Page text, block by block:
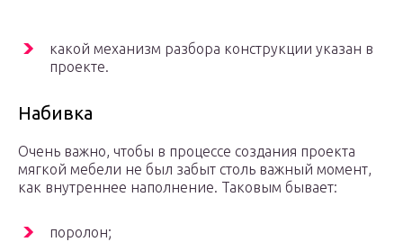
какой механизм разбора конструкции указан в
проекте.
Набивка
Очень важно, чтобы в процессе создания проекта
мягкой мебели не был забыт столь важный момент,
как внутреннее наполнение. Таковым бывает:
поролон;